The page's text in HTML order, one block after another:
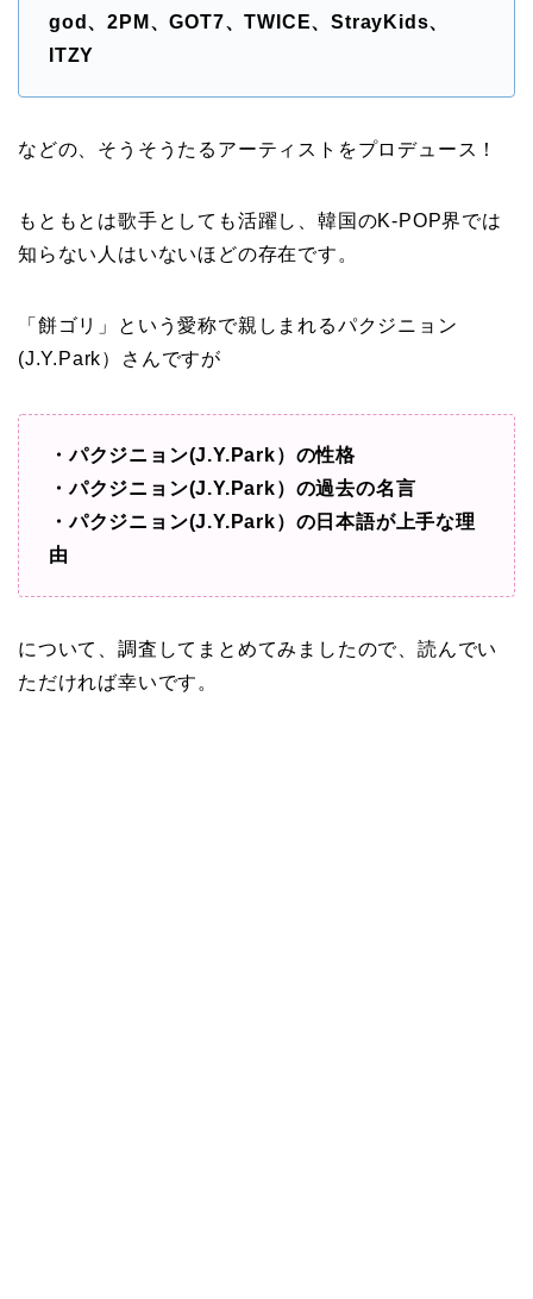
god、2PM、GOT7、TWICE、StrayKids、
ITZY
などの、そうそうたるアーティストをプロデュース！
もともとは歌手としても活躍し、韓国のK-POP界では
知らない人はいないほどの存在です。
「餅ゴリ」という愛称で親しまれるパクジニョン
(J.Y.Park）さんですが
・パクジニョン(J.Y.Park）の性格
・パクジニョン(J.Y.Park）の過去の名言
・パクジニョン(J.Y.Park）の日本語が上手な理
由
について、調査してまとめてみましたので、読んでい
ただければ幸いです。